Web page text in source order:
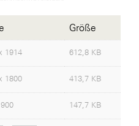
Outlet Parndorf
Größe
1914 612,8 KB
1800 413,7 KB
147,7 KB